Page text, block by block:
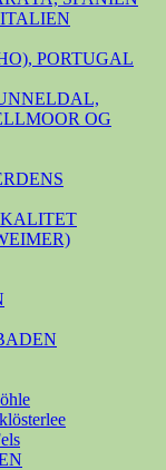
PORTUGAL
OG